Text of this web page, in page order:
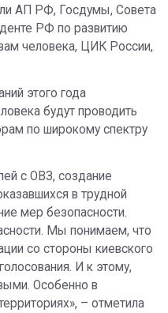
АП РФ, Госдумы, Совета
РФ по развитию
человека, ЦИК России,
этого года
будут проводить
по широкому спектру
с ОВЗ, создание
в трудной
мер безопасности.
Мы понимаем, что
со стороны киевского
И к этому,
Особенно в
– отметила